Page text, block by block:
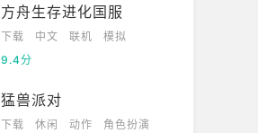
方舟生存进化国服
下载 中文 联机
模拟
9.4分
猛兽派对
下载 休闲 动作
角色扮演